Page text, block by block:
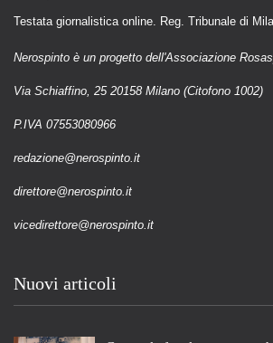
Testata giornalistica online. Reg. Tribunale di
Nerospinto è un progetto dell'Associazione
Via Schiaffino, 25 20158 Milano (Citofono 1002)
P.IVA 07553080966
redazione@nerospinto.it
direttore@nerospinto.it
vicedirettore@nerospinto.it
Nuovi articoli